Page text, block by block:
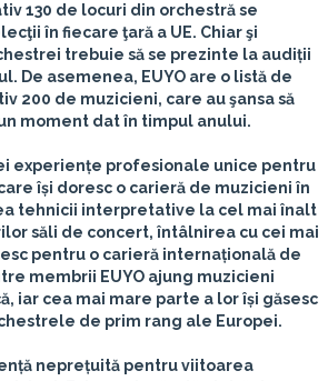
130 de locuri din orchestră se
în fiecare ţară a UE. Chiar şi
trebuie să se prezinte la audiții
De asemenea, EUYO are o listă de
200 de muzicieni, care au şansa să
moment dat în timpul anului.
experiențe profesionale unice pentru
își doresc o carieră de muzicieni în
tehnicii interpretative la cel mai înalt
săli de concert, întâlnirea cu cei mai
pentru o carieră internațională de
membrii EUYO ajung muzicieni
iar cea mai mare parte a lor își găsesc
de prim rang ale Europei.
neprețuită pentru viitoarea